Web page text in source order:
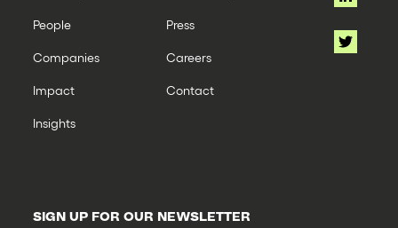
People
Companies
Impact
Insights
Press
Careers
Contact
SIGN UP FOR OUR NEWSLETTER